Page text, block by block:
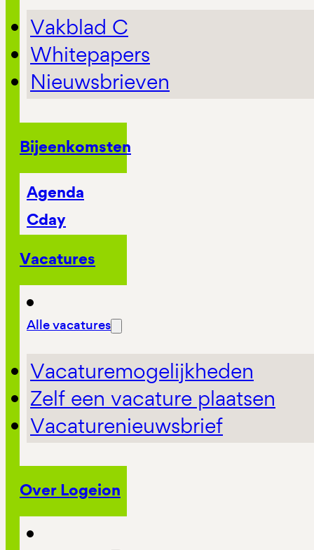
Vakblad C
Whitepapers
Nieuwsbrieven
Bijeenkomsten
Agenda
Cday
Vacatures
Alle vacatures
Vacaturemogelijkheden
Zelf een vacature plaatsen
Vacaturenieuwsbrief
Over Logeion